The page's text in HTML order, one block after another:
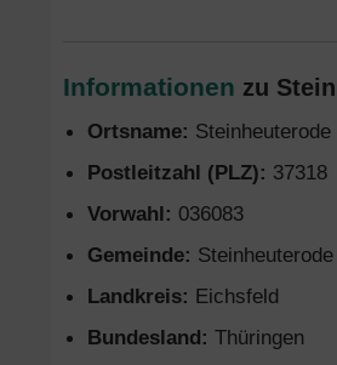
Informationen zu
Ortsname: Steinheuterode
Postleitzahl (PLZ): 37318
Vorwahl: 036083
Gemeinde: Steinheuterode
Landkreis: Eichsfeld
Bundesland: Thüringen